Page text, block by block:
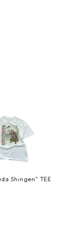
Shingen" TEE